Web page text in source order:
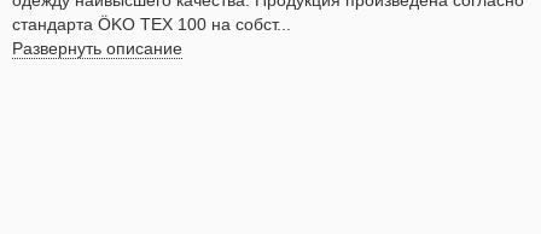
стандарта ÖKO TEX 100 на собст...
Развернуть описание